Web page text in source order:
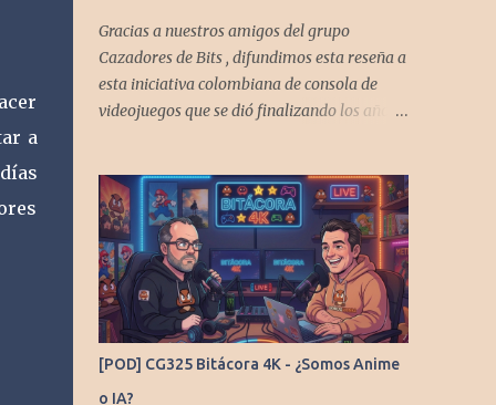
a
Gracias a nuestros amigos del grupo
Cazadores de Bits , difundimos esta reseña a
esta iniciativa colombiana de consola de
videojuegos que se dió finalizando los años
[POD] CG325 Bitácora 4K - ¿Somos Anime
o IA?